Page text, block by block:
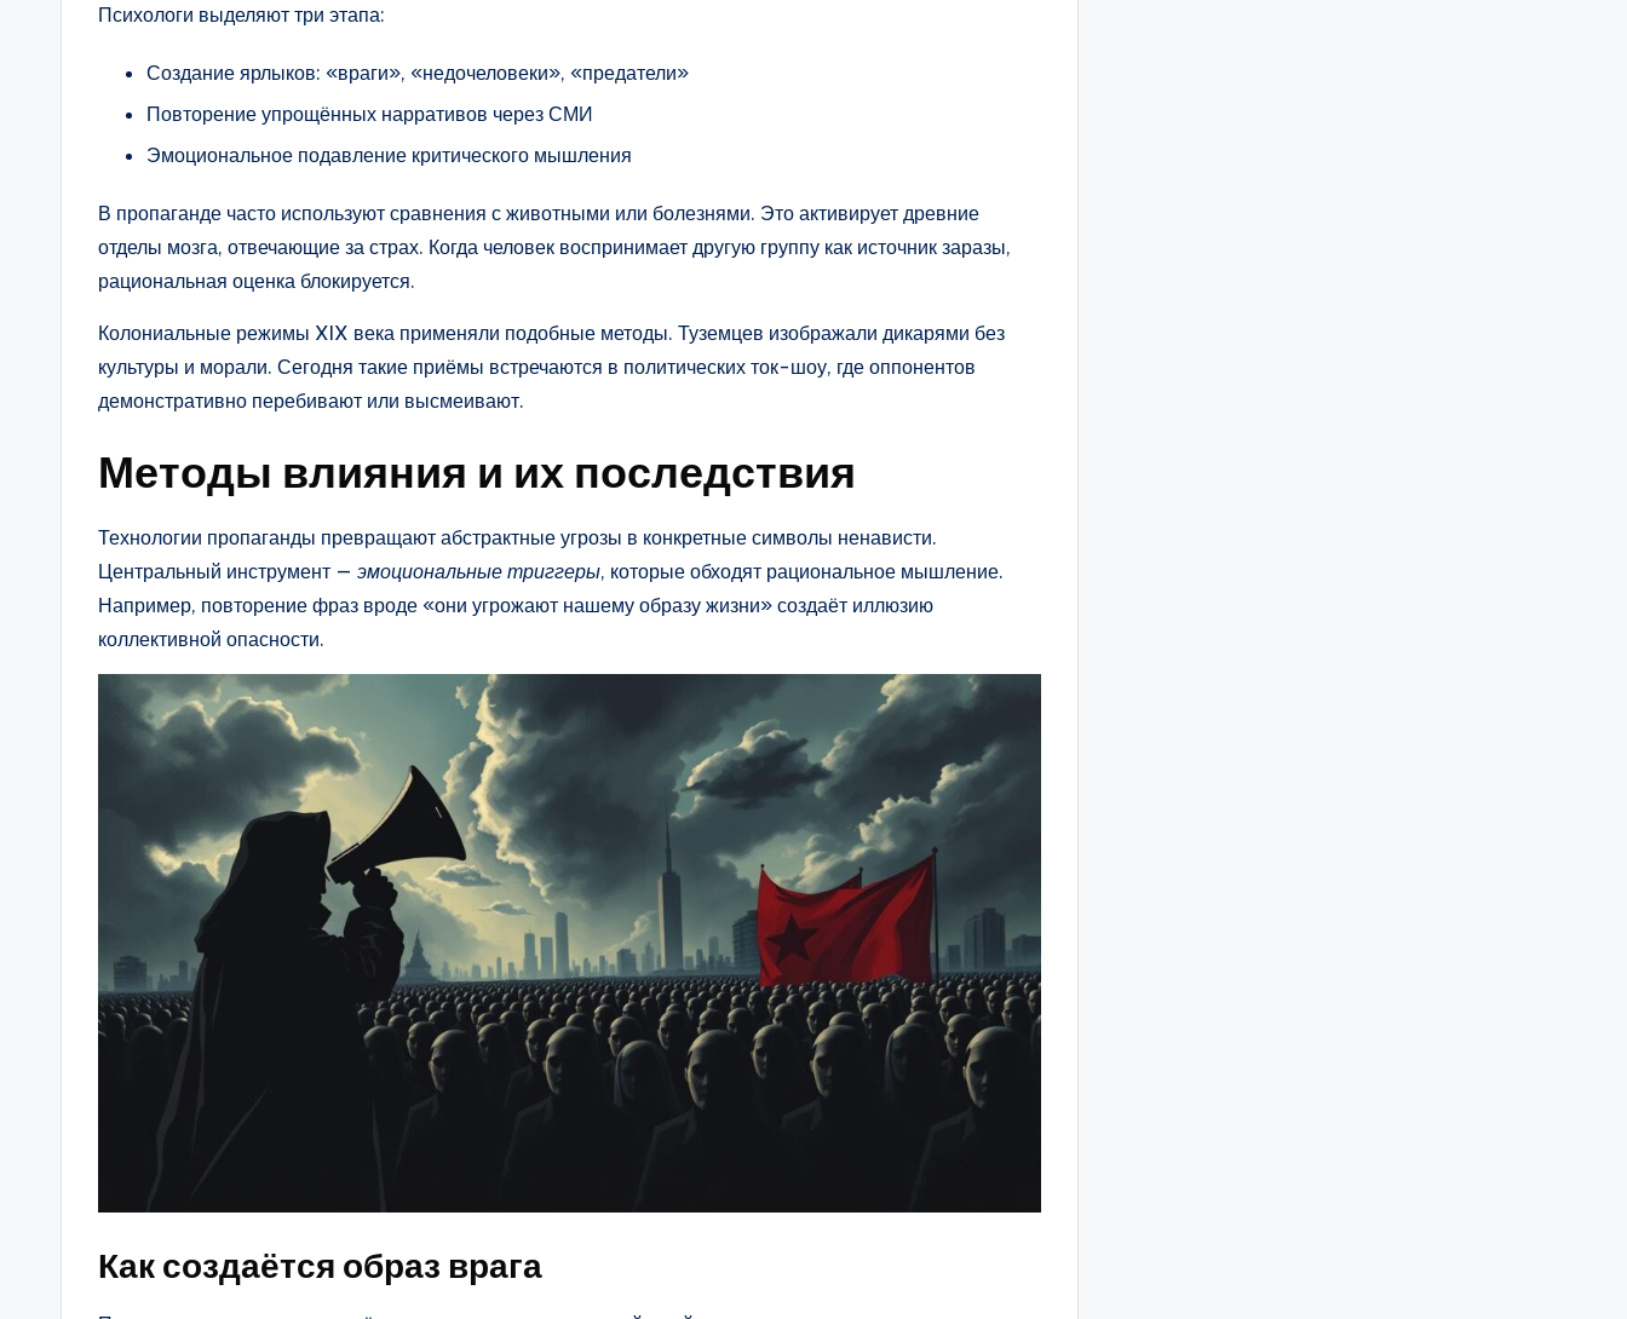
Психологи выделяют три этапа:
Создание ярлыков: «враги», «недочеловеки», «предатели»
Повторение упрощённых нарративов через СМИ
Эмоциональное подавление критического мышления
В пропаганде часто используют сравнения с животными или болезнями. Это активирует древние
отделы мозга, отвечающие за страх. Когда человек воспринимает другую группу как источник заразы,
рациональная оценка блокируется.
Колониальные режимы XIX века применяли подобные методы. Туземцев изображали дикарями без
культуры и морали. Сегодня такие приёмы встречаются в политических ток-шоу, где оппонентов
демонстративно перебивают или высмеивают.
Методы влияния и их последствия
Технологии пропаганды превращают абстрактные угрозы в конкретные символы ненависти.
Центральный инструмент — эмоциональные триггеры, которые обходят рациональное мышление.
Например, повторение фраз вроде «они угрожают нашему образу жизни» создаёт иллюзию
коллективной опасности.
Как создаётся образ врага